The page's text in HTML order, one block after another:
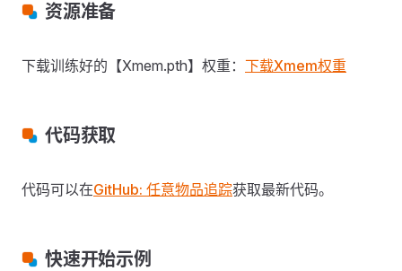
资源准备
下载训练好的【Xmem.pth】权重： 下载Xmem权重
代码获取
代码可以在GitHub: 任意物品追踪获取最新代码。
快速开始示例